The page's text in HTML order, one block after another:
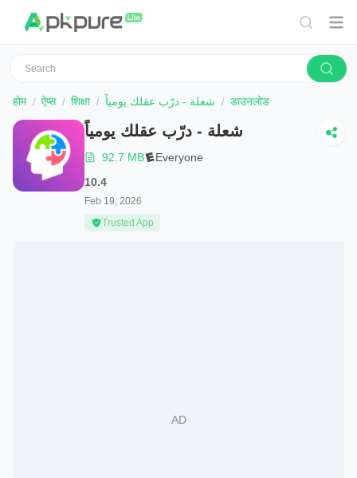
होम ऐप्स शिक्षा شعلة - درّب عقلك يومياً डाउनलोड
شعلة - درّب عقلك يومياً
92.7 MB
Everyone
10.4
Feb 19, 2026
Trusted App